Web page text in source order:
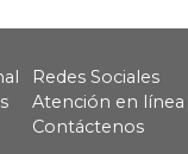
Redes Sociales
Atención en línea
Contáctenos